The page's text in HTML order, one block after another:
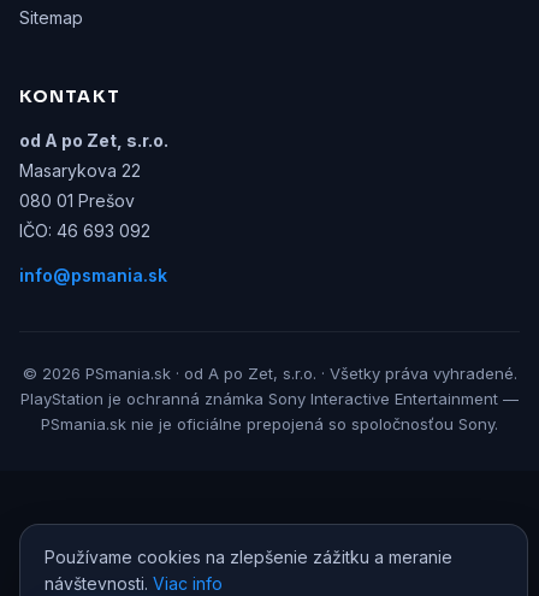
Používame cookies na zlepšenie zážitku a meranie
návštevnosti. Viac info
Sitemap
KONTAKT
od A po Zet, s.r.o.
Masarykova 22
080 01 Prešov
IČO: 46 693 092
info@psmania.sk
© 2026 PSmania.sk · od A po Zet, s.r.o. · Všetky práva vyhradené.
PlayStation je ochranná známka Sony Interactive Entertainment —
PSmania.sk nie je oficiálne prepojená so spoločnosťou Sony.